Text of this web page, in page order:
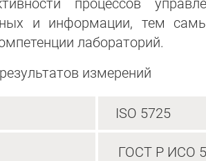
процессов
и информации, тем
лабораторий.
измерений
ISO 5725
ГОСТ Р ИСО